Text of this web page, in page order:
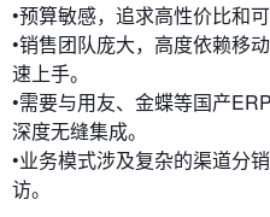
•预算敏感，追求高性价比和
•销售团队庞大，高度依赖移
速上手。
•需要与用友、金蝶等国产
深度无缝集成。
•业务模式涉及复杂的渠道分
访。